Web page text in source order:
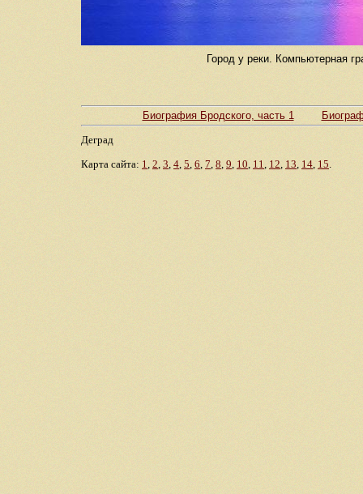
Город у реки. Компьютерная
Биография Бродского, часть 1
Деград
Карта сайта: 1, 2, 3, 4, 5, 6, 7, 8, 9, 10, 11, 12, 13, 14, 15.